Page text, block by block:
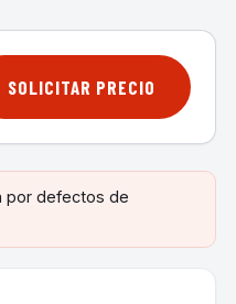
SOLICITAR PRECIO
por defectos de